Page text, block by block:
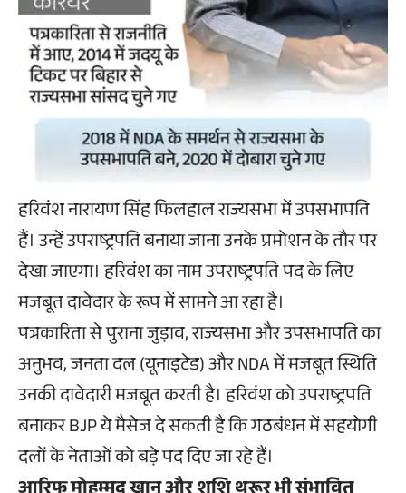
हरिवंश नारायण सिंह फिलहाल राज्यसभा में उपसभापति
हैं। उन्हें उपराष्ट्रपति बनाया जाना उनके प्रमोशन के तौर पर
देखा जाएगा। हरिवंश का नाम उपराष्ट्रपति पद के लिए
मजबूत दावेदार के रूप में सामने आ रहा है।
पत्रकारिता से पुराना जुड़ाव, राज्यसभा और उपसभापति का
अनुभव, जनता दल (यूनाइटेड) और NDA में मजबूत स्थिति
उनकी दावेदारी मजबूत करती है। हरिवंश को उपराष्ट्रपति
बनाकर BJP ये मैसेज दे सकती है कि गठबंधन में सहयोगी
दलों के नेताओं को बड़े पद दिए जा रहे हैं।